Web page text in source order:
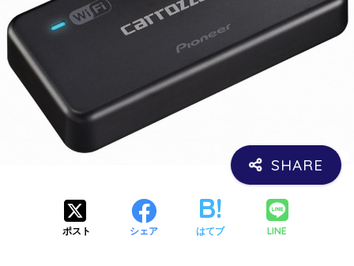
ポスト シェア はてブ LINE